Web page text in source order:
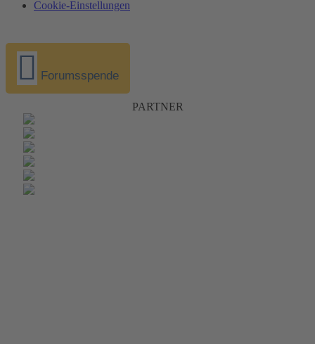
Cookie-Einstellungen
Forumsspende
PARTNER